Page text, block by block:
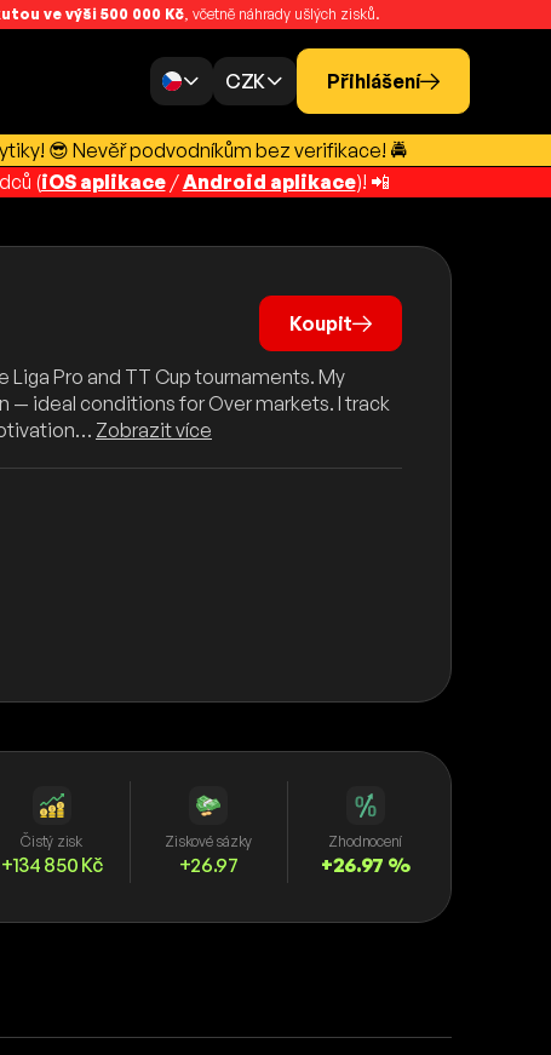
ve výši 500 000 Kč, včetně náhrady ušlých zisků.
CZK Přihlášení
😎 Nevěř podvodníkům bez verifikace! 🚔
(iOS aplikace/Android aplikace)! 📲
Koupit
Pro and TT Cup tournaments. My
ideal conditions for Over markets. I track
Zobrazit více
Čistý zisk
+134 850 Kč
Ziskové sázky
+26.97
Zhodnocení
+26.97 %